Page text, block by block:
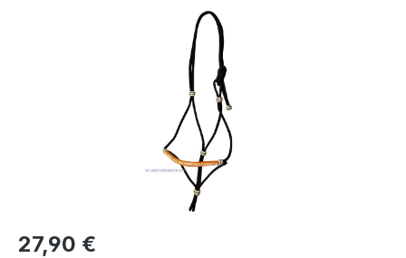
Regulärer Preis:
27,90 €